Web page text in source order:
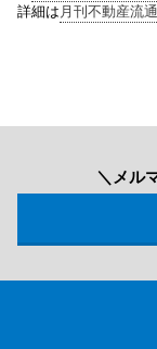
詳細は 月刊不動産流
＼メル